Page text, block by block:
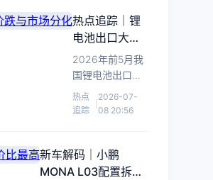
舒适。
热点追踪｜锂
电池出口大增
45%：退税调
整下的量增价
跌与市场分化
2026年前5月我
国锂电池出口额
达400亿美元，
同比增45%，欧
行业加速洗牌。
热点
追踪
2026-07-
08 20:56
新车解码｜小鹏
MONA L03配置拆